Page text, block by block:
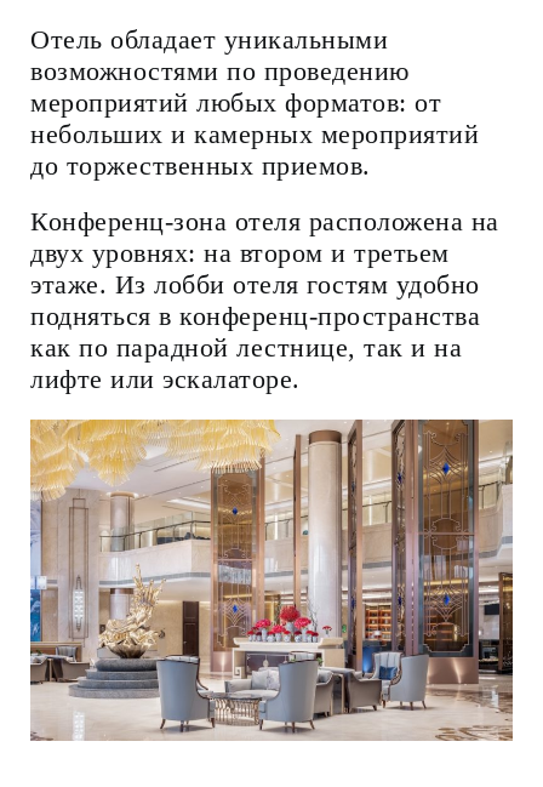
Отель обладает уникальными
возможностями по проведению
мероприятий любых форматов: от
небольших и камерных мероприятий
до торжественных приемов.
Конференц-зона отеля расположена на
двух уровнях: на втором и третьем
этаже. Из лобби отеля гостям удобно
подняться в конференц-пространства
как по парадной лестнице, так и на
лифте или эскалаторе.